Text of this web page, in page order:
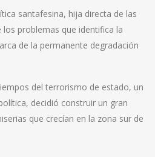
santafesina, hija directa de las
problemas que identifica la
de la permanente degradación
del terrorismo de estado, un
decidió construir un gran
que crecían en la zona sur de